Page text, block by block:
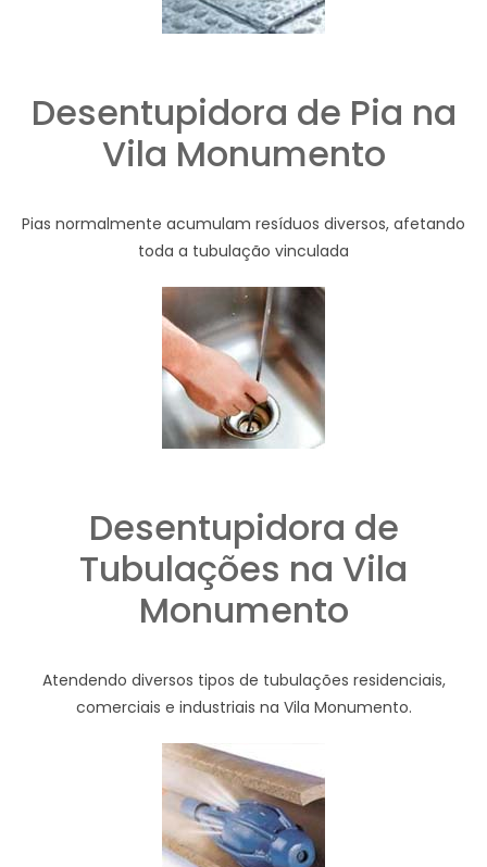
Desentupidora de Pia na
Vila Monumento
Pias normalmente acumulam resíduos diversos, afetando
toda a tubulação vinculada
Desentupidora de
Tubulações na Vila
Monumento
Atendendo diversos tipos de tubulações residenciais,
comerciais e industriais na Vila Monumento.